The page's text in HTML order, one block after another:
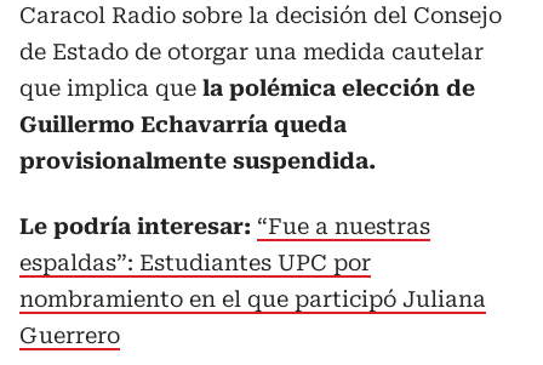
Caracol Radio sobre la decisión del Consejo
de Estado de otorgar una medida cautelar
que implica que la polémica elección de
Guillermo Echavarría queda
provisionalmente suspendida.
Le podría interesar: “Fue a nuestras
espaldas”: Estudiantes UPC por
nombramiento en el que participó Juliana
Guerrero